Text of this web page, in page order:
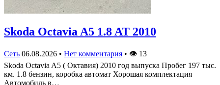
Skoda Octavia A5 1.8 AT 2010
Сеть 06.08.2026 • Нет комментария • 👁 13
Skoda Octavia A5 ( Октавия) 2010 год выпуска Пробег 197 тыс.
км. 1.8 бензин, коробка автомат Хорошая комплектация
Автомобиль в…